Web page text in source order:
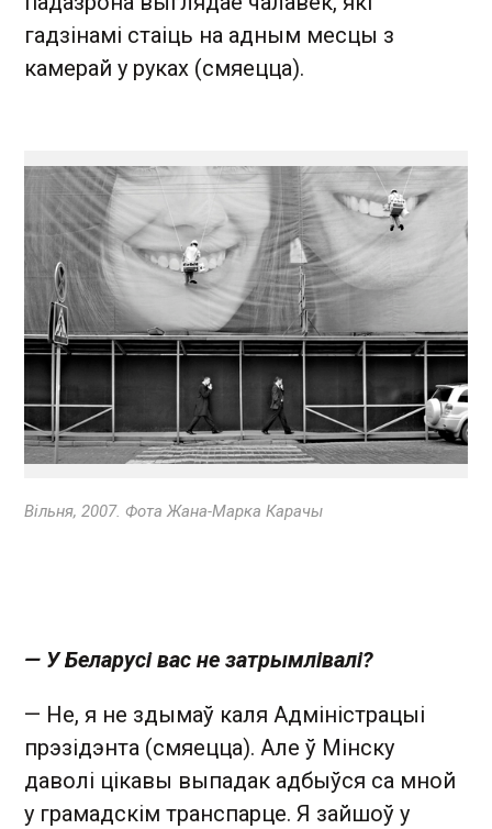
гадзінамі стаіць на адным месцы з
камерай у руках (смяецца).
Вільня, 2007. Фота Жана-Марка Карачы
— У Беларусі вас не затрымлівалі?
— Не, я не здымаў каля Адміністрацыі
прэзідэнта (смяецца). Але ў Мінску
даволі цікавы выпадак адбыўся са мной
у грамадскім транспарце. Я зайшоў у